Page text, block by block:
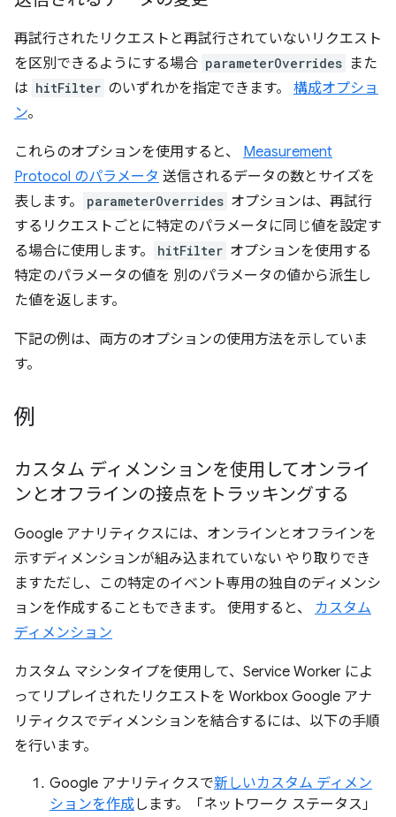
再試行されたリクエストと再試行されていないリクエスト
を区別できるようにする場合 parameterOverrides また
は hitFilter のいずれかを指定できます。 構成オプショ
ン。
これらのオプションを使用すると、 Measurement
Protocol のパラメータ 送信されるデータの数とサイズを
表します。
parameterOverrides オプションは、再試行
するリクエストごとに特定のパラメータに同じ値を設定す
る場合に使用します。
hitFilter オプションを使用する
特定のパラメータの値を 別のパラメータの値から派生し
た値を返します。
下記の例は、両方のオプションの使用方法を示していま
す。
例
カスタム ディメンションを使用してオンライ
ンとオフラインの接点をトラッキングする
Google アナリティクスには、オンラインとオフラインを
示すディメンションが組み込まれていない やり取りでき
ますただし、この特定のイベント専用の独自のディメンシ
ョンを作成することもできます。 使用すると、 カスタム
ディメンション
カスタム マシンタイプを使用して、Service Worker によ
ってリプレイされたリクエストを Workbox Google アナ
リティクスでディメンションを結合するには、以下の手順
を行います。
Google アナリティクスで新しいカスタム ディメン
ションを作成します。「ネットワーク ステータス」